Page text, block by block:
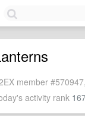
member
activity rank